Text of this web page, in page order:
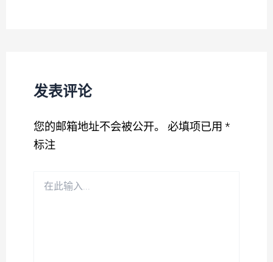
发表评论
您的邮箱地址不会被公开。 必填项已用*
标注